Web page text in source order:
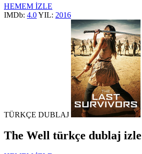
HEMEM İZLE
IMDb: 4.0YIL: 2016
TÜRKÇE DUBLAJ
The Well türkçe dublaj izle